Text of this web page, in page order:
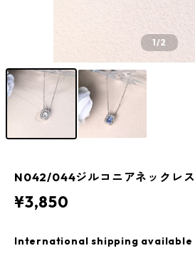
1/2
N042/044ジルコニアネックレス
¥3,850
International shipping available